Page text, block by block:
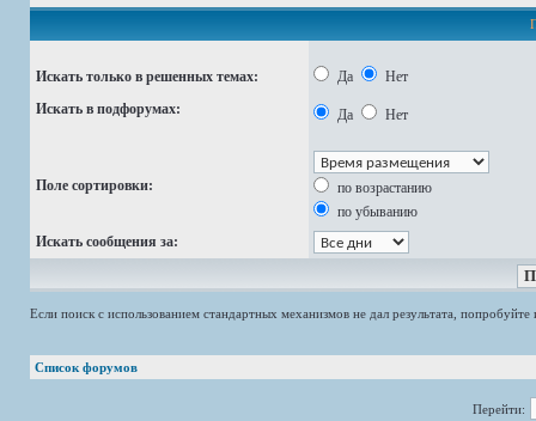
Искать только в решенных темах:
Искать в подфорумах:
Да Нет
Да Нет
Поле сортировки:
по возрастанию
по убыванию
Искать сообщения за:
Если поиск с использованием стандартных механизмов не дал результата,
Список форумов
Перейти: